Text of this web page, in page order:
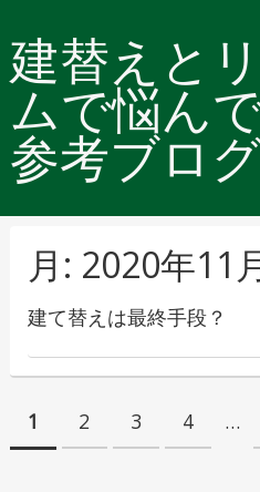
建替えと
ムで悩ん
参考ブロ
月: 2020年11
建て替えは最終手段？
投
稿
1 2 3 4 …